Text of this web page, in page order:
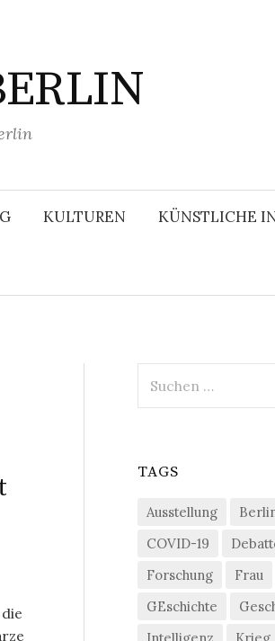
KULTUREN KÜNSTLICHE
nach:
TAGS
Ausstellung
COVID-19
Forschung
Frau
GEschichte